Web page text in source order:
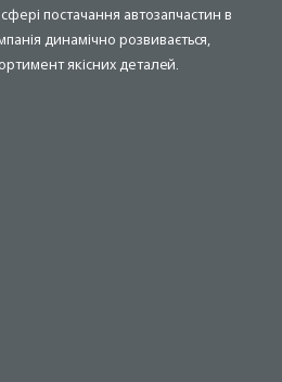
постачання автозапчастин в
динамічно розвивається,
якісних деталей.